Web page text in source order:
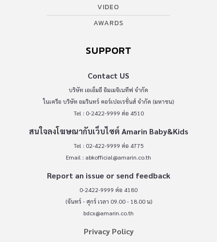
VIDEO
AWARDS
SUPPORT
Contact US
บริษัท เอเอ็มอี อิมเมจิเนทีฟ จำกัด
ในเครือ บริษัท อมรินทร์ คอร์เปอเรชั่นส์ จำกัด (มหาชน)
Tel : 0-2422-9999 ต่อ 4510
สนใจลงโฆษณากับเว็บไซต์ Amarin Baby&Kids
Tel : 02-422-9999 ต่อ 4775
Email : abkofficial@amarin.co.th
Report an issue or send feedback
0-2422-9999 ต่อ 4180
(จันทร์ - ศุกร์ เวลา 09.00 - 18.00 น)
bdcx@amarin.co.th
Privacy Policy